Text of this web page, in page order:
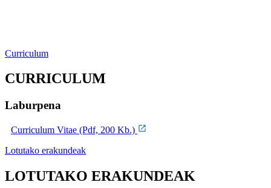
Curriculum
CURRICULUM
Laburpena
Curriculum Vitae (Pdf, 200 Kb.)
Lotutako erakundeak
LOTUTAKO ERAKUNDEAK